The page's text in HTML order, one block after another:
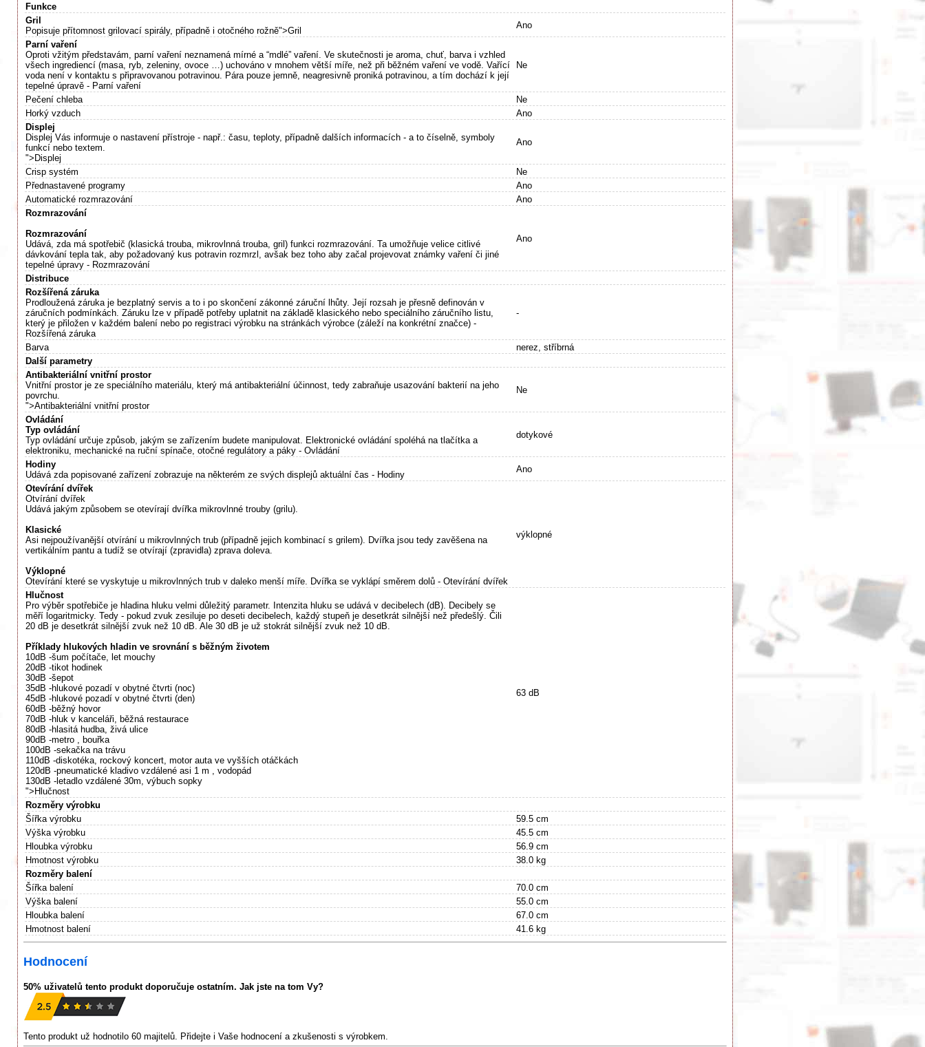
Funkce
Gril
Popisuje přítomnost grilovací spirály, případně i otočného rožně">Gril
Ano
Parní vaření
Oproti vžitým představám, parní vaření neznamená mírné a “mdlé” vaření. Ve skutečnosti je aroma, chuť, barva i vzhled
všech ingrediencí (masa, ryb, zeleniny, ovoce …) uchováno v mnohem větší míře, než při běžném vaření ve vodě. Vařící
voda není v kontaktu s připravovanou potravinou. Pára pouze jemně, neagresivně proniká potravinou, a tím dochází k její
tepelné úpravě - Parní vaření
Ne
Pečení chleba
Ne
Horký vzduch
Ano
Displej
Displej Vás informuje o nastavení přístroje - např.: času, teploty, případně dalších informacích - a to číselně, symboly
funkcí nebo textem.
">Displej
Ano
Crisp systém
Ne
Přednastavené programy
Ano
Automatické rozmrazování
Ano
Rozmrazování
Rozmrazování
Udává, zda má spotřebič (klasická trouba, mikrovlnná trouba, gril) funkci rozmrazování. Ta umožňuje velice citlivé
dávkování tepla tak, aby požadovaný kus potravin rozmrzl, avšak bez toho aby začal projevovat známky vaření či jiné
tepelné úpravy - Rozmrazování
Ano
Distribuce
Rozšířená záruka
Prodloužená záruka je bezplatný servis a to i po skončení zákonné záruční lhůty. Její rozsah je přesně definován v
záručních podmínkách. Záruku lze v případě potřeby uplatnit na základě klasického nebo speciálního záručního listu,
který je přiložen v každém balení nebo po registraci výrobku na stránkách výrobce (záleží na konkrétní značce) -
Rozšířená záruka
-
Barva
nerez, stříbrná
Další parametry
Antibakteriální vnitřní prostor
Vnitřní prostor je ze speciálního materiálu, který má antibakteriální účinnost, tedy zabraňuje usazování bakterií na jeho
povrchu.
">Antibakteriální vnitřní prostor
Ne
Ovládání
Typ ovládání
Typ ovládání určuje způsob, jakým se zařízením budete manipulovat. Elektronické ovládání spoléhá na tlačítka a
elektroniku, mechanické na ruční spínače, otočné regulátory a páky - Ovládání
dotykové
Hodiny
Udává zda popisované zařízení zobrazuje na některém ze svých displejů aktuální čas - Hodiny
Ano
Otevírání dvířek
Otvírání dvířek
Udává jakým způsobem se otevírají dvířka mikrovlnné trouby (grilu).
Klasické
Asi nejpoužívanější otvírání u mikrovlnných trub (případně jejich kombinací s grilem). Dvířka jsou tedy zavěšena na
vertikálním pantu a tudíž se otvírají (zpravidla) zprava doleva.
Výklopné
Otevírání které se vyskytuje u mikrovlnných trub v daleko menší míře. Dvířka se vyklápí směrem dolů - Otevírání dvířek
výklopné
Hlučnost
Pro výběr spotřebiče je hladina hluku velmi důležitý parametr. Intenzita hluku se udává v decibelech (dB). Decibely se
měří logaritmicky. Tedy - pokud zvuk zesiluje po deseti decibelech, každý stupeň je desetkrát silnější než předešlý. Čili
20 dB je desetkrát silnější zvuk než 10 dB. Ale 30 dB je už stokrát silnější zvuk než 10 dB.
Příklady hlukových hladin ve srovnání s běžným životem
10dB -šum počítače, let mouchy
20dB -tikot hodinek
30dB -šepot
35dB -hlukové pozadí v obytné čtvrti (noc)
45dB -hlukové pozadí v obytné čtvrti (den)
60dB -běžný hovor
70dB -hluk v kanceláři, běžná restaurace
80dB -hlasitá hudba, živá ulice
90dB -metro , bouřka
100dB -sekačka na trávu
110dB -diskotéka, rockový koncert, motor auta ve vyšších otáčkách
120dB -pneumatické kladivo vzdálené asi 1 m , vodopád
130dB -letadlo vzdálené 30m, výbuch sopky
">Hlučnost
63 dB
Rozměry výrobku
Šířka výrobku
59.5 cm
Výška výrobku
45.5 cm
Hloubka výrobku
56.9 cm
Hmotnost výrobku
38.0 kg
Rozměry balení
Šířka balení
70.0 cm
Výška balení
55.0 cm
Hloubka balení
67.0 cm
Hmotnost balení
41.6 kg
Hodnocení
50% uživatelů tento produkt doporučuje ostatním. Jak jste na tom Vy?
Tento produkt už hodnotilo 60 majitelů. Přidejte i Vaše hodnocení a zkušenosti s výrobkem.